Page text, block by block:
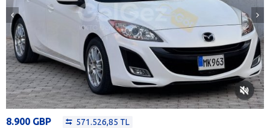
8.900 GBP 571.526,85 TL